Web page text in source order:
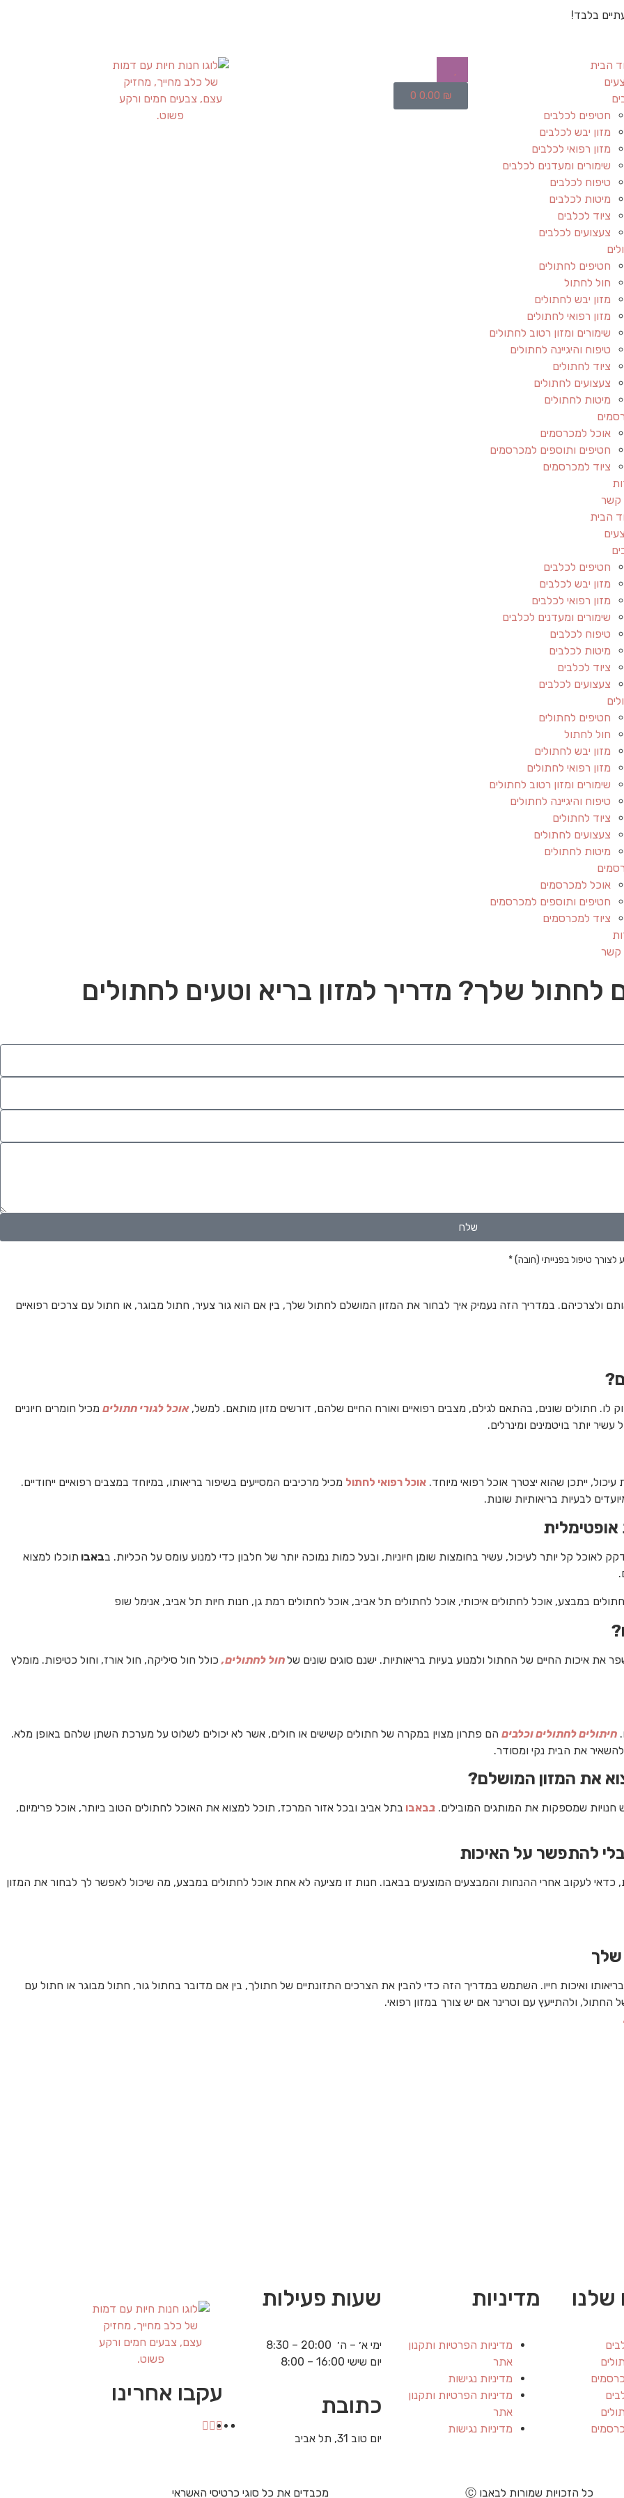
בלבד!
הבית
חטיפים לכלבים
מזון יבש לכלבים
מזון רפואי לכלבים
שימורים ומעדנים לכלבים
טיפוח לכלבים
מיטות לכלבים
ציוד לכלבים
צעצועים לכלבים
חטיפים לחתולים
חול לחתול
מזון יבש לחתולים
מזון רפואי לחתולים
שימורים ומזון רטוב לחתולים
טיפוח והיגיינה לחתולים
ציוד לחתולים
צעצועים לחתולים
מיטות לחתולים
אוכל למכרסמים
חטיפים ותוספים למכרסמים
ציוד למכרסמים
קשר
הבית
חטיפים לכלבים
מזון יבש לכלבים
מזון רפואי לכלבים
שימורים ומעדנים לכלבים
טיפוח לכלבים
מיטות לכלבים
ציוד לכלבים
צעצועים לכלבים
חטיפים לחתולים
חול לחתול
מזון יבש לחתולים
מזון רפואי לחתולים
שימורים ומזון רטוב לחתולים
טיפוח והיגיינה לחתולים
ציוד לחתולים
צעצועים לחתולים
מיטות לחתולים
אוכל למכרסמים
חטיפים ותוספים למכרסמים
ציוד למכרסמים
קשר
0.00 ₪
0
לחתול שלך? מדריך למזון בריא וטעים לחתולים
שלח
טיפול בפנייתי (חובה) *
ולצרכיהם. במדריך הזה נעמיק איך לבחור את המזון המושלם לחתול שלך, בין אם הוא גור צעיר, חתול מבוגר, או חתול עם צרכים רפואיים
לו. חתולים שונים, בהתאם לגילם, מצבים רפואיים ואורח החיים שלהם, דורשים מזון מותאם. למשל,אוכל לגורי חתולים מכיל חומרים חיוניים
יותר בויטמינים ומינרלים.
ייתכן שהוא יצטרך אוכל רפואי מיוחד. אוכל רפואי לחתול מכיל מרכיבים המסייעים בשיפור בריאותו, במיוחד במצבים רפואיים ייחודיים.
לבעיות בריאותיות שונות.
קל יותר לעיכול, עשיר בחומצות שומן חיוניות, ובעל כמות נמוכה יותר של חלבון כדי למנוע עומס על הכליות. בבאבו תוכלו למצוא
את איכות החיים של החתול ולמנוע בעיות בריאותיות. ישנם סוגים שונים שלחול לחתולים, כולל חול סיליקה, חול אורז, וחול כטיפות. מומלץ
חיתולים לחתולים וכלבים הם פתרון מצוין במקרה של חתולים קשישים או חולים, אשר לא יכולים לשלוט על מערכת השתן שלהם באופן מלא.
את הבית נקי ומסודר.
חנויות שמספקות את המותגים המובילים. בבאבו בתל אביב ובכל אזור המרכז, תוכל למצוא את האוכל לחתולים הטוב ביותר, אוכל פרימיום,
כדאי לעקוב אחרי ההנחות והמבצעים המוצעים בבאבו. חנות זו מציעה לא אחת אוכל לחתולים במבצע, מה שיכול לאפשר לך לבחור את המזון
שלך
ואיכות חייו. השתמש במדריך הזה כדי להבין את הצרכים התזונתיים של חתולך, בין אם מדובר בחתול גור, חתול מבוגר או חתול עם
החתול, ולהתייעץ עם וטרינר אם יש צורך במזון רפואי.
שלנו מדיניות
מדיניות הפרטיות ותקנון
אתר
מדיניות נגישות
מדיניות הפרטיות ותקנון
אתר
מדיניות נגישות
שעות פעילות
ימי א׳ – ה׳ 20:00 – 8:30
יום שישי 16:00 – 8:00
כתובת
יום טוב 31, תל אביב
עקבו אחרינו
כל הזכויות שמורות לבאבו מכבדים את כל סוגי כרטיסי האשראי